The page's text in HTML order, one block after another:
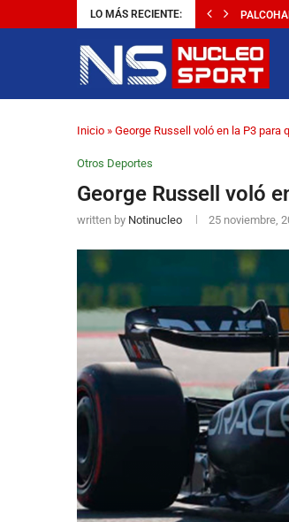
LO MÁS RECIENTE:
Inicio » George Russell voló en la P3 para
Otros Deportes
George Russell voló
written by Notinucleo 25 noviembre,